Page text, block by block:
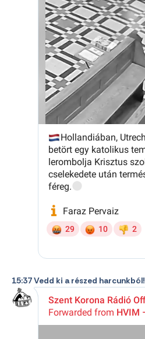
15:37 Vedd ki a részed harcunkból!